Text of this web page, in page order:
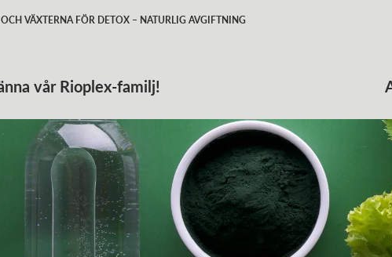
VÄXTERNA FÖR DETOX – NATURLIG AVGIFTNING
vår Rioplex-familj!